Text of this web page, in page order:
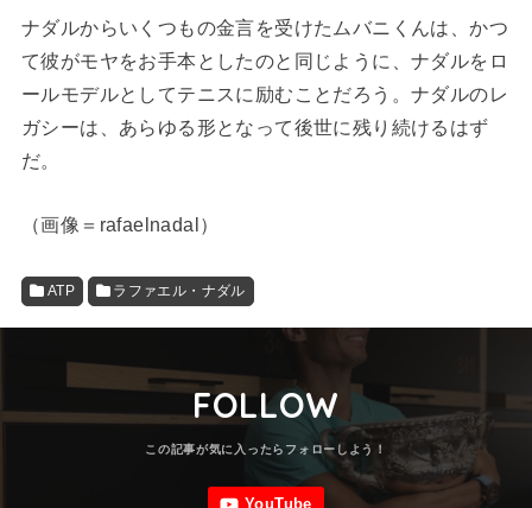
ナダルからいくつもの金言を受けたムバニくんは、かつ
て彼がモヤをお手本としたのと同じように、ナダルをロ
ールモデルとしてテニスに励むことだろう。ナダルのレ
ガシーは、あらゆる形となって後世に残り続けるはず
だ。
（画像＝rafaelnadal）
ATP ラファエル・ナダル
FOLLOW